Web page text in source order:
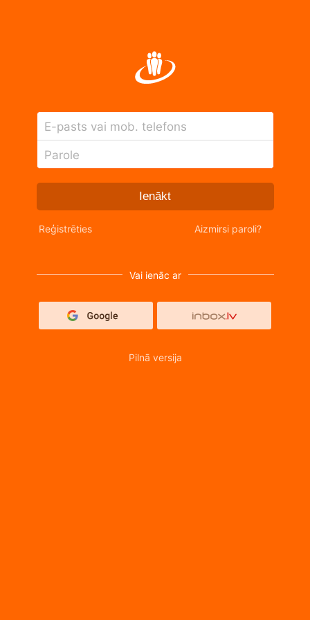
E-pasts vai mob. telefons
Parole
Ienākt
Reģistrēties Aizmirsi paroli?
Vai ienāc ar
Pilnā versija